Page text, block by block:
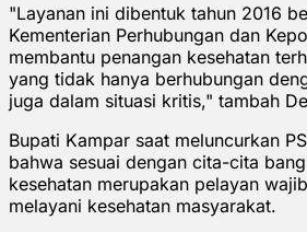
"Layanan ini dibentuk tahun 2016
Kementerian Perhubungan dan
membantu penangan kesehatan
yang tidak hanya berhubungan
juga dalam situasi kritis," tambah
Bupati Kampar saat meluncurkan
bahwa sesuai dengan cita-cita
kesehatan merupakan pelayan
melayani kesehatan masyarakat.